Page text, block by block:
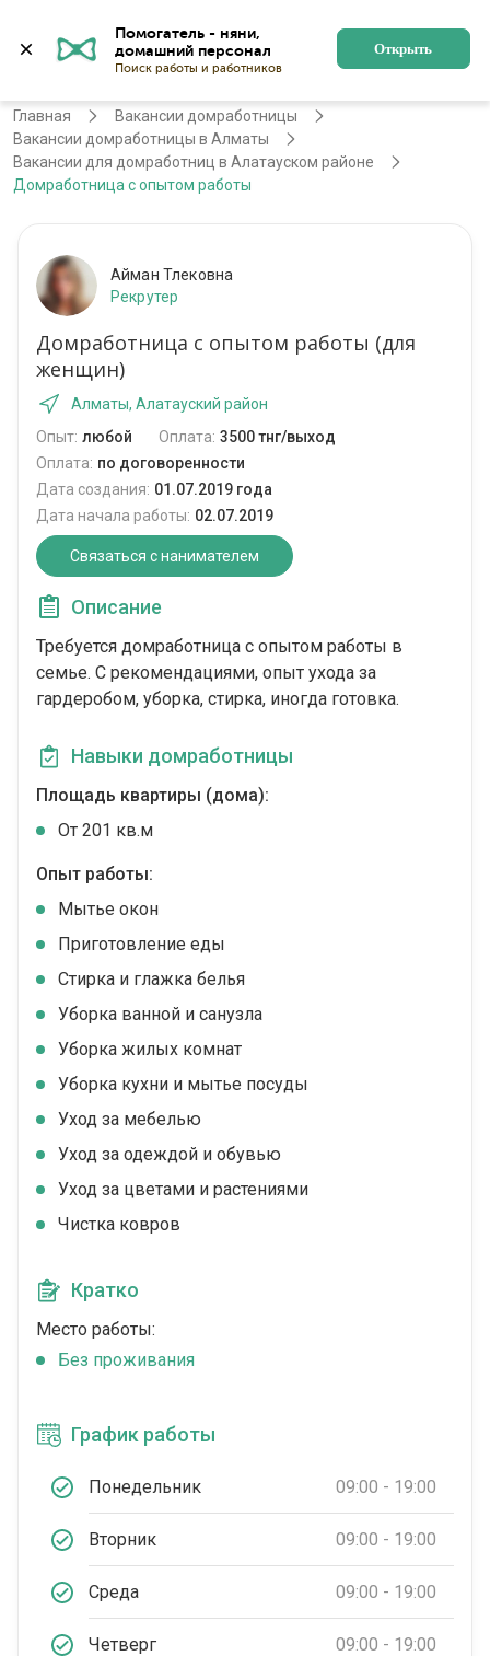
Помогатель - няни,
Поиск работы и работников
Открыть
Алматы Регистрация
Главная
Вакансии домработницы
Вакансии домработницы в Алматы
Вакансии для домработниц в Алатауском районе
Домработница с опытом работы
Айман Тлековна
Рекрутер
Домработница с опытом работы (для
женщин)
Алматы, Алатауский район
Опыт: любой Оплата: 3500 тнг/выход
Оплата: по договоренности
Дата создания: 01.07.2019 года
Дата начала работы: 02.07.2019
Связаться с нанимателем
Описание
Требуется домработница с опытом работы в
семье. С рекомендациями, опыт ухода за
гардеробом, уборка, стирка, иногда готовка.
Навыки домработницы
Площадь квартиры (дома):
От 201 кв.м
Опыт работы:
Мытье окон
Приготовление еды
Стирка и глажка белья
Уборка ванной и санузла
Уборка жилых комнат
Уборка кухни и мытье посуды
Уход за мебелью
Уход за одеждой и обувью
Уход за цветами и растениями
Чистка ковров
Кратко
Место работы:
Без проживания
График работы
Понедельник 09:00 - 19:00
Вторник 09:00 - 19:00
Среда 09:00 - 19:00
Четверг 09:00 - 19:00